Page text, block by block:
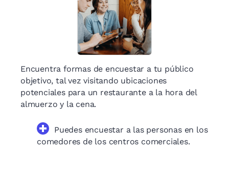
Encuentra formas de encuestar a tu público
objetivo, tal vez visitando ubicaciones
potenciales para un restaurante a la hora del
almuerzo y la cena.
Puedes encuestar a las personas en los
comedores de los centros comerciales.